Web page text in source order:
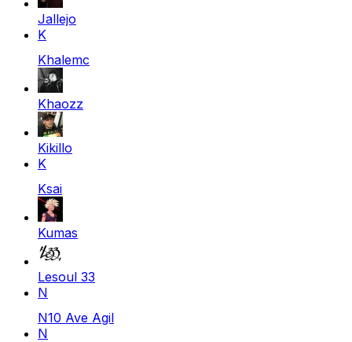
Jallejo
K
Khalemc
Khaozz
Kikillo
K
Ksai
Kumas
Lesoul 33
N
N10 Ave Agil
N